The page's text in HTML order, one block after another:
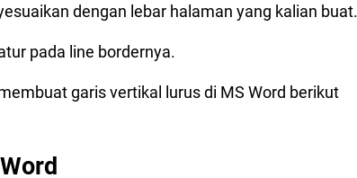
dengan lebar halaman yang kalian buat.
pada line bordernya.
garis vertikal lurus di MS Word berikut